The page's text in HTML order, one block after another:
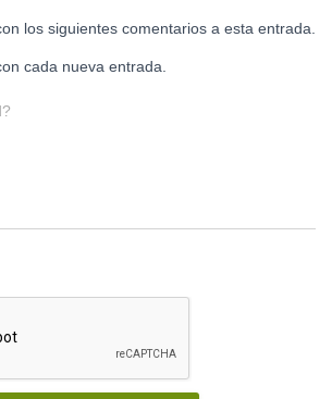
los siguientes comentarios a esta entrada.
cada nueva entrada.